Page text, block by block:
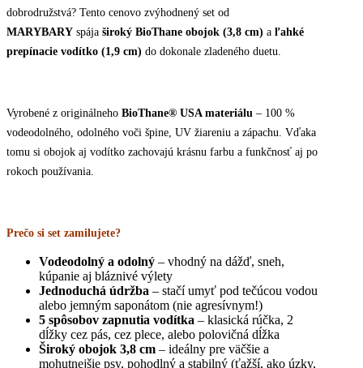
dobrodružstvá? Tento cenovo zvýhodnený set od
MARYBARY spája široký BioThane obojok (3,8 cm) a ľahké
prepínacie vodítko (1,9 cm) do dokonale zladeného duetu.
Vyrobené z originálneho BioThane® USA materiálu – 100 %
vodeodolného, odolného voči špine, UV žiareniu a zápachu. Vďaka
tomu si obojok aj vodítko zachovajú krásnu farbu a funkčnosť aj po
rokoch používania.
Prečo si set zamilujete?
Vodeodolný a odolný – vhodný na dážď, sneh,
kúpanie aj bláznivé výlety
Jednoduchá údržba – stačí umyť pod tečúcou vodou
alebo jemným saponátom (nie agresívnym!)
5 spôsobov zapnutia vodítka – klasická rúčka, 2
dĺžky cez pás, cez plece, alebo polovičná dĺžka
Široký obojok 3,8 cm – ideálny pre väčšie a
mohutnejšie psy, pohodlný a stabilný (ťažší, ako úzky,